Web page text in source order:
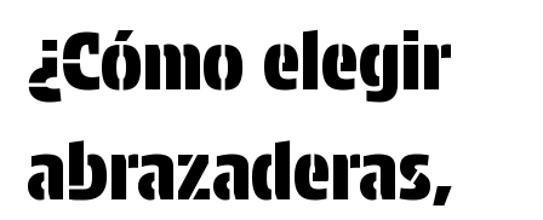
¿Cómo elegir
abrazaderas,